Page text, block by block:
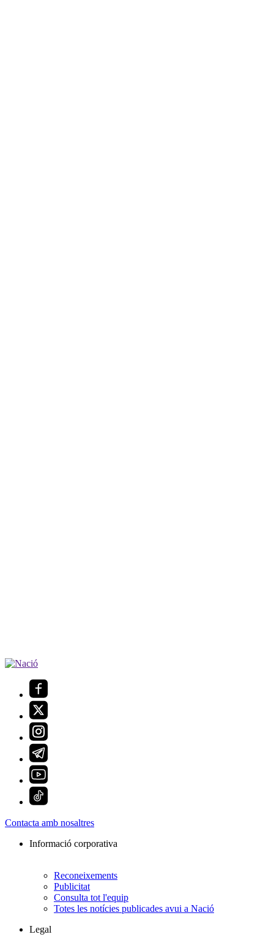
Contacta amb nosaltres
Informació corporativa
Reconeixements
Publicitat
Consulta tot l'equip
Totes les notícies publicades avui a Nació
Legal